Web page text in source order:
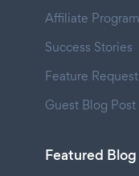
Affiliate Program
Success Stories
Feature
Guest Blog Post
Featured